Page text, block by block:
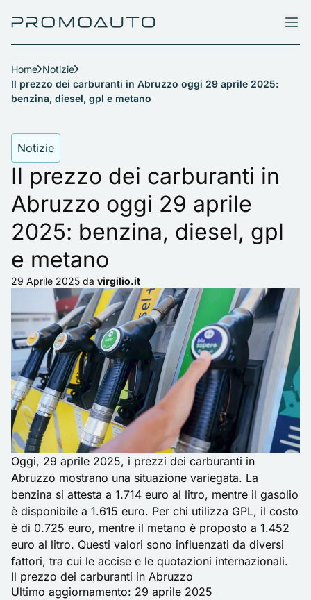
Home Notizie
Il prezzo dei carburanti in Abruzzo oggi 29 aprile 2025:
benzina, diesel, gpl e metano
Notizie
Il prezzo dei carburanti in
Abruzzo oggi 29 aprile
2025: benzina, diesel, gpl
e metano
29 Aprile 2025 da virgilio.it
Oggi, 29 aprile 2025, i prezzi dei carburanti in
Abruzzo mostrano una situazione variegata. La
benzina si attesta a 1.714 euro al litro, mentre il gasolio
è disponibile a 1.615 euro. Per chi utilizza GPL, il costo
è di 0.725 euro, mentre il metano è proposto a 1.452
euro al litro. Questi valori sono influenzati da diversi
fattori, tra cui le accise e le quotazioni internazionali.
Il prezzo dei carburanti in Abruzzo
Ultimo aggiornamento: 29 aprile 2025